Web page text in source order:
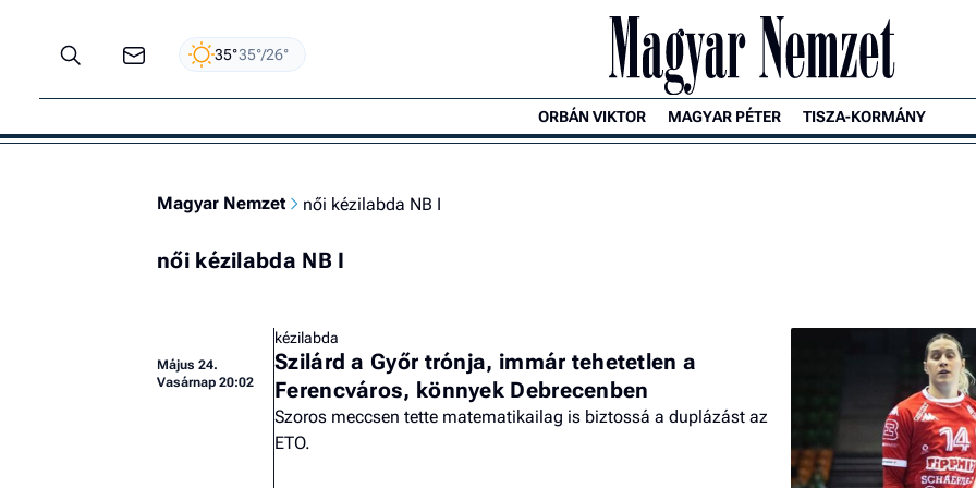
35°35°/26°
ORBÁN VIKTOR MAGYAR PÉTER TISZA-KORMÁNY
Magyar Nemzet női kézilabda NB I
női kézilabda NB I
Május 24.
Vasárnap 20:02
kézilabda
Szilárd a Győr trónja, immár tehetetlen a
Ferencváros, könnyek Debrecenben
Szoros meccsen tette matematikailag is biztossá a duplázást az
ETO.